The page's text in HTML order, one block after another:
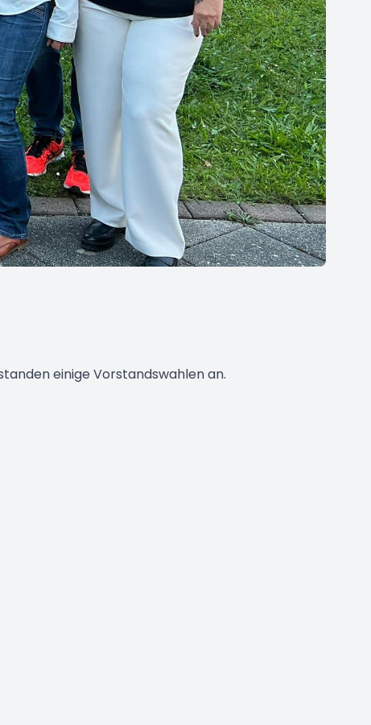
einige Vorstandswahlen an.